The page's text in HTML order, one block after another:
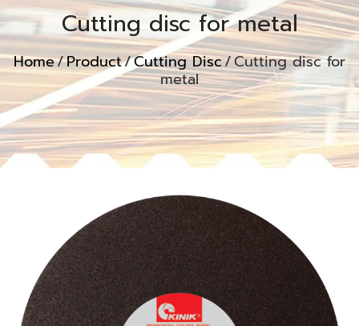
Cutting disc for metal
Home/Product/Cutting Disc/Cutting disc for
metal